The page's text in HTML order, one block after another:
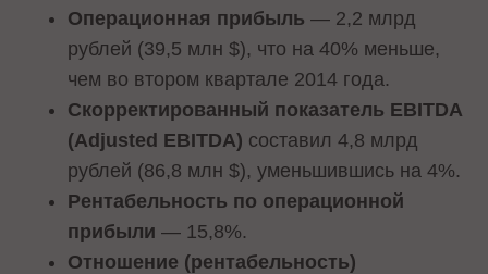
Операционная прибыль — 2,2 млрд
рублей (39,5 млн $), что на 40% меньше,
чем во втором квартале 2014 года.
Скорректированный показатель EBITDA
(Adjusted EBITDA) составил 4,8 млрд
рублей (86,8 млн $), уменьшившись на 4%.
Рентабельность по операционной
прибыли — 15,8%.
Отношение (рентабельность)